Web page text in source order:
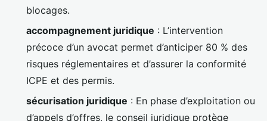
blocages.
accompagnement juridique : L’intervention
précoce d’un avocat permet d’anticiper 80 % des
risques réglementaires et d’assurer la conformité
ICPE et des permis.
sécurisation juridique : En phase d’exploitation ou
d’appels d’offres, le conseil juridique protège